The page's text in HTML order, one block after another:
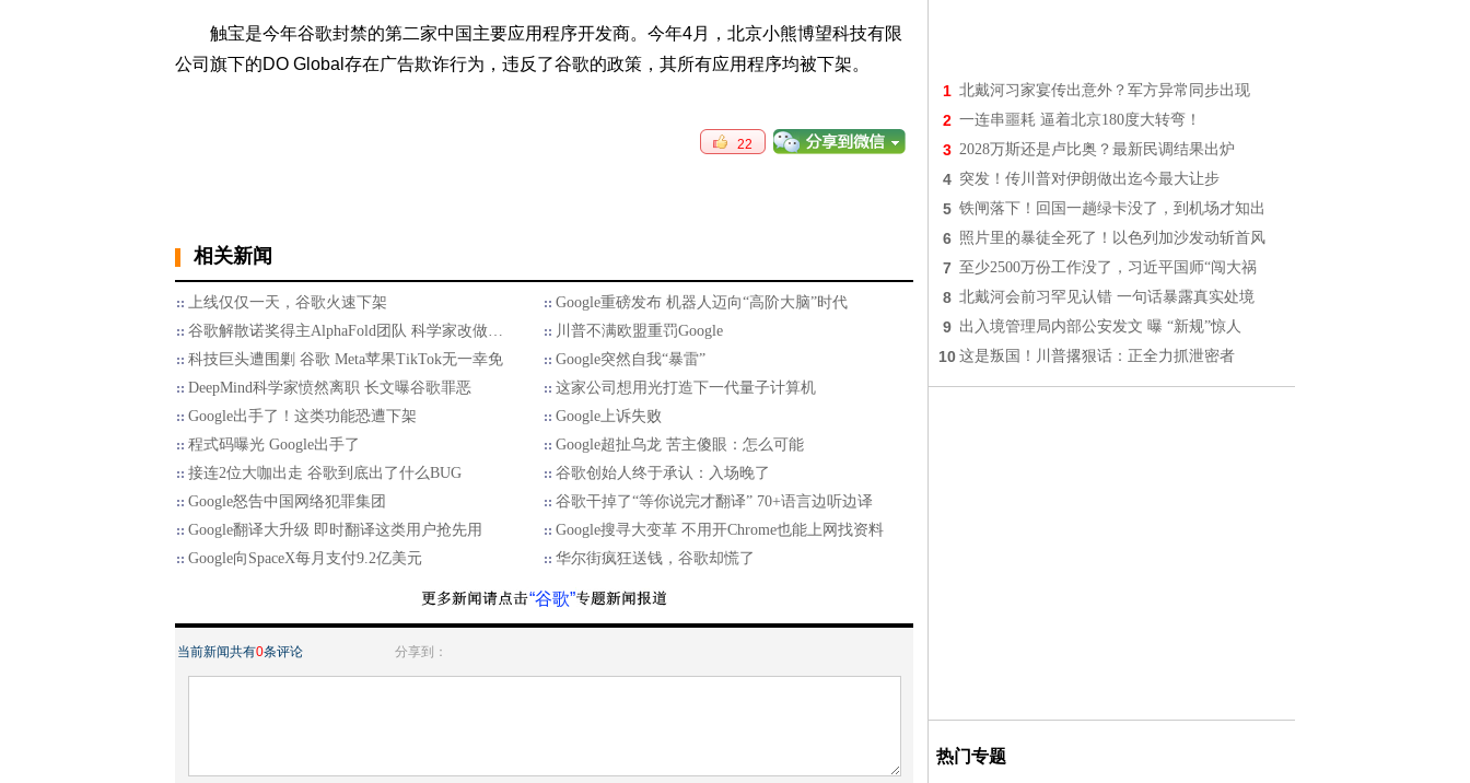
触宝是今年谷歌封禁的第二家中国主要应用程序开发商。今年4月，北京小熊博望科技有限
公司旗下的DO Global存在广告欺诈行为，违反了谷歌的政策，其所有应用程序均被下架。
22
相关新闻
上线仅仅一天，谷歌火速下架
Google重磅发布 机器人迈向“高阶大脑”时代
谷歌解散诺奖得主AlphaFold团队 科学家改做…
川普不满欧盟重罚Google
科技巨头遭围剿 谷歌 Meta苹果TikTok无一幸免
Google突然自我“暴雷”
DeepMind科学家愤然离职 长文曝谷歌罪恶
这家公司想用光打造下一代量子计算机
Google出手了！这类功能恐遭下架
Google上诉失败
程式码曝光 Google出手了
Google超扯乌龙 苦主傻眼：怎么可能
接连2位大咖出走 谷歌到底出了什么BUG
谷歌创始人终于承认：入场晚了
Google怒告中国网络犯罪集团
谷歌干掉了“等你说完才翻译” 70+语言边听边译
Google翻译大升级 即时翻译这类用户抢先用
Google搜寻大变革 不用开Chrome也能上网找资料
Google向SpaceX每月支付9.2亿美元
华尔街疯狂送钱，谷歌却慌了
“谷歌”
当前新闻共有0条评论 分享到：
1 北戴河习家宴传出意外？军方异常同步出现
2 一连串噩耗 逼着北京180度大转弯！
3 2028万斯还是卢比奥？最新民调结果出炉
4 突发！传川普对伊朗做出迄今最大让步
5 铁闸落下！回国一趟绿卡没了，到机场才知出
6 照片里的暴徒全死了！以色列加沙发动斩首风
7 至少2500万份工作没了，习近平国师“闯大祸
8 北戴河会前习罕见认错 一句话暴露真实处境
9 出入境管理局内部公安发文 曝 “新规”惊人
10 这是叛国！川普撂狠话：正全力抓泄密者
热门专题